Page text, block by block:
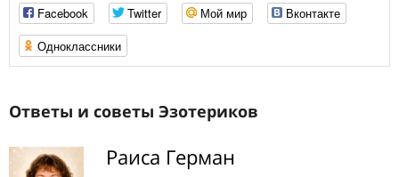
Facebook
Twitter Мой мир
Вконтакте
Одноклассники
Ответы и советы Эзотериков
Раиса Герман